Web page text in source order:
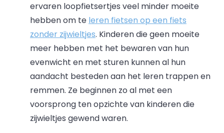
ervaren loopfietsertjes veel minder moeite
hebben om te leren fietsen op een fiets
zonder zijwieltjes. Kinderen die geen moeite
meer hebben met het bewaren van hun
evenwicht en met sturen kunnen al hun
aandacht besteden aan het leren trappen en
remmen. Ze beginnen zo al met een
voorsprong ten opzichte van kinderen die
zijwieltjes gewend waren.